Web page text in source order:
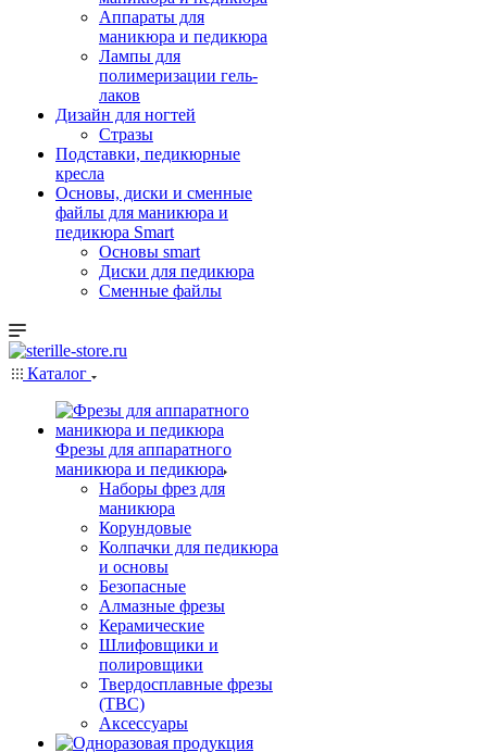
Аппараты для
маникюра и педикюра
Лампы для
полимеризации гель-
лаков
Дизайн для ногтей
Стразы
Подставки, педикюрные
кресла
Основы, диски и сменные
файлы для маникюра и
педикюра Smart
Основы smart
Диски для педикюра
Сменные файлы
Каталог
Фрезы для аппаратного
маникюра и педикюра
Наборы фрез для
маникюра
Корундовые
Колпачки для педикюра
и основы
Безопасные
Алмазные фрезы
Керамические
Шлифовщики и
полировщики
Твердосплавные фрезы
(ТВС)
Аксессуары